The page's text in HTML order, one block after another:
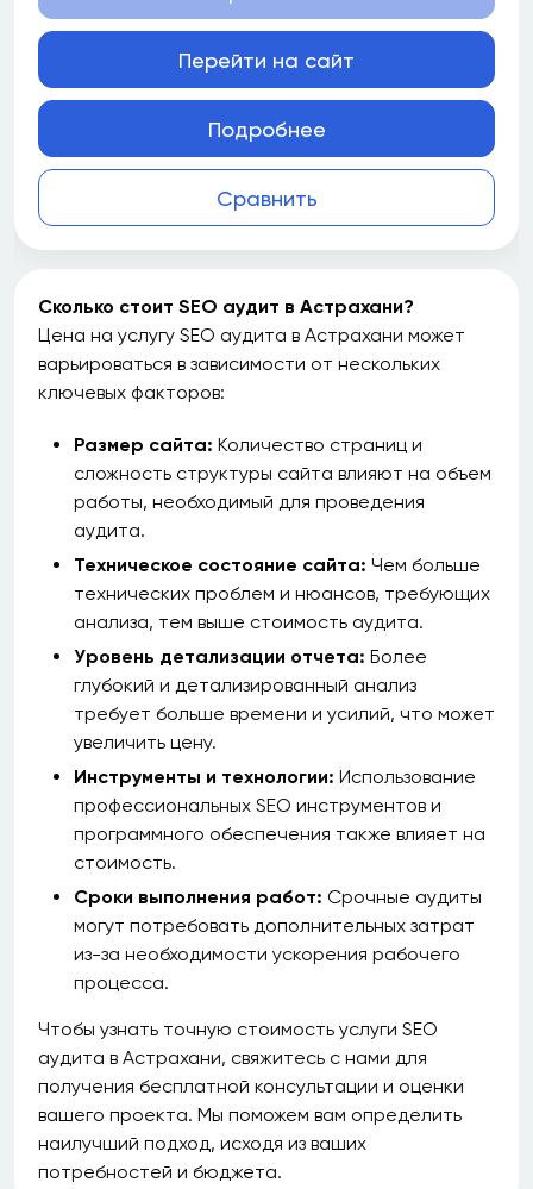
Сравнить
Перейти на сайт
Подробнее
Сколько стоит SEO аудит в Астрахани?
Цена на услугу SEO аудита в Астрахани может
варьироваться в зависимости от нескольких
ключевых факторов:
Размер сайта: Количество страниц и
сложность структуры сайта влияют на объем
работы, необходимый для проведения
аудита.
Техническое состояние сайта: Чем больше
технических проблем и нюансов, требующих
анализа, тем выше стоимость аудита.
Уровень детализации отчета: Более
глубокий и детализированный анализ
требует больше времени и усилий, что может
увеличить цену.
Инструменты и технологии: Использование
профессиональных SEO инструментов и
программного обеспечения также влияет на
стоимость.
Сроки выполнения работ: Срочные аудиты
могут потребовать дополнительных затрат
из-за необходимости ускорения рабочего
процесса.
Чтобы узнать точную стоимость услуги SEO
аудита в Астрахани, свяжитесь с нами для
получения бесплатной консультации и оценки
вашего проекта. Мы поможем вам определить
наилучший подход, исходя из ваших
потребностей и бюджета.